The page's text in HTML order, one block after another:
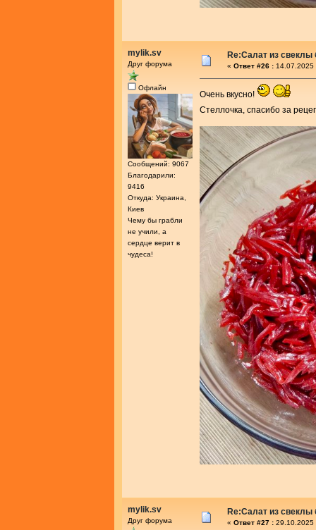
mylik.sv
Друг форума
Офлайн
Сообщений: 9067
Благодарили:
9416
Откуда: Украина,
Киев
Чему бы грабли
не учили, а
сердце верит в
чудеса!
Re:Салат из свеклы
« Ответ #26 : 14.07.2025
Очень вкусно!
Стеллочка, спасибо за
mylik.sv
Друг форума
Re:Салат из свеклы
« Ответ #27 : 29.10.2025